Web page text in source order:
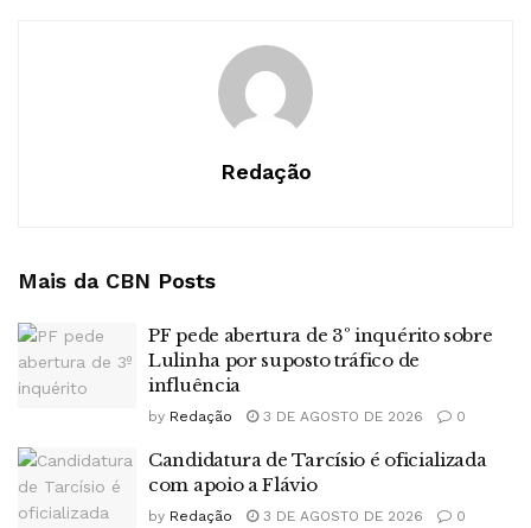
Redação
Mais da CBN Posts
PF pede abertura de 3º inquérito sobre
Lulinha por suposto tráfico de
influência
by Redação 3 DE AGOSTO DE 2026 0
Candidatura de Tarcísio é oficializada
com apoio a Flávio
by Redação 3 DE AGOSTO DE 2026 0